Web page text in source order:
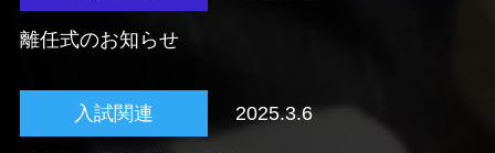
離任式のお知らせ
入試関連 2025.3.6